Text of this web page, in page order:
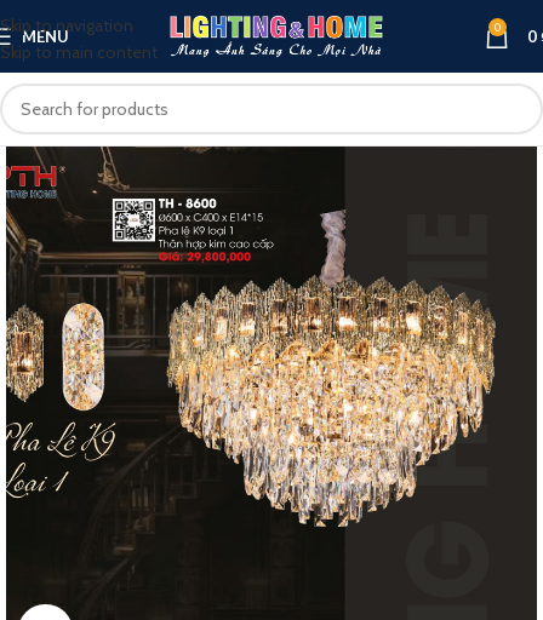
Skip to navigation
Skip to main content
MENU 0 0